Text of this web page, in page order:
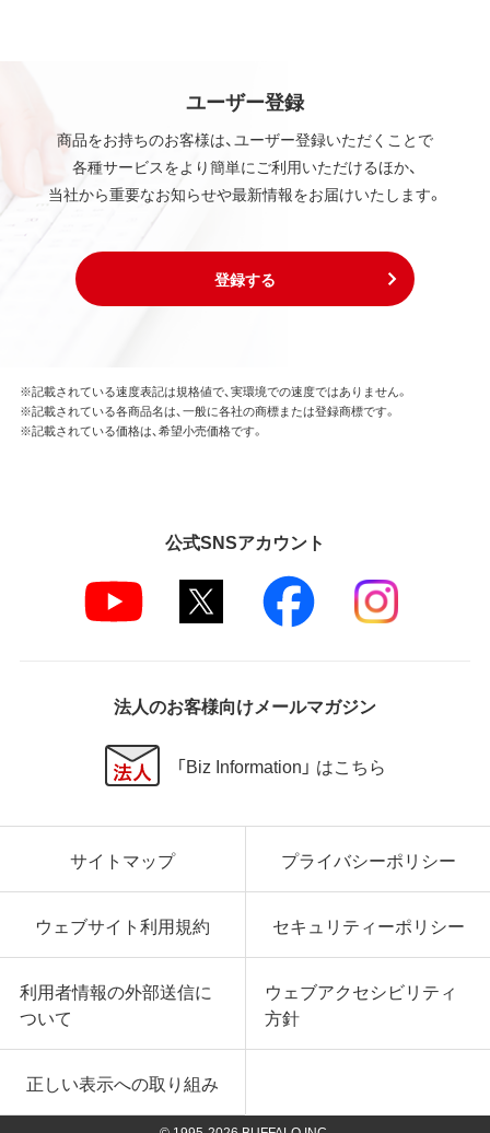
ユーザー登録
商品をお持ちのお客様は、ユーザー登録いただくことで
各種サービスをより簡単にご利用いただけるほか、
当社から重要なお知らせや最新情報をお届けいたします。
登録する
※記載されている速度表記は規格値で、実環境での速度ではありません。
※記載されている各商品名は、一般に各社の商標または登録商標です。
※記載されている価格は、希望小売価格です。
公式SNSアカウント
法人のお客様向けメールマガジン
「Biz Information」 はこちら
サイトマップ プライバシーポリシー
ウェブサイト利用規約 セキュリティーポリシー
利用者情報の外部送信に
ついて
ウェブアクセシビリティ
方針
正しい表示への取り組み